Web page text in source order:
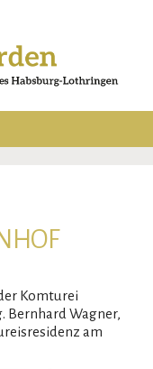
Komturei
Bernhard Wagner,
am